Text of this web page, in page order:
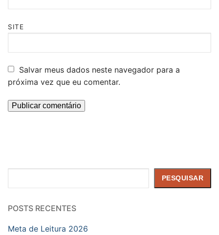
SITE
Salvar meus dados neste navegador para a
próxima vez que eu comentar.
PESQUISAR
POSTS RECENTES
Meta de Leitura 2026